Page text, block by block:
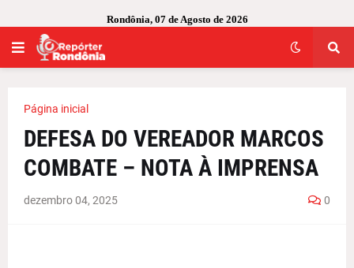
Rondônia, 07 de Agosto de 2026
Página inicial
DEFESA DO VEREADOR MARCOS
COMBATE – NOTA À IMPRENSA
dezembro 04, 2025 0